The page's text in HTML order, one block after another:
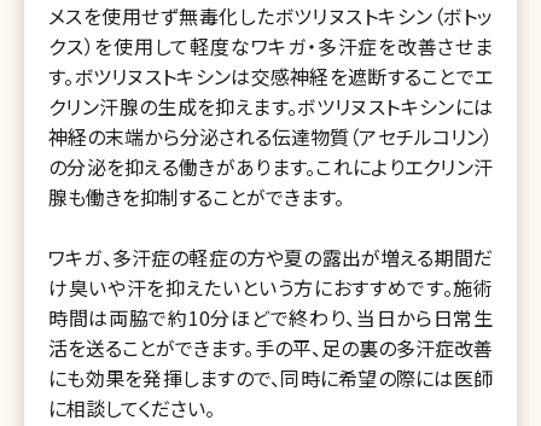
メスを使用せず無毒化したボツリヌストキシン（ボトッ
クス）を使用して軽度なワキガ・多汗症を改善させま
す。ボツリヌストキシンは交感神経を遮断することでエ
クリン汗腺の生成を抑えます。ボツリヌストキシンには
神経の末端から分泌される伝達物質（アセチルコリン）
の分泌を抑える働きがあります。これによりエクリン汗
腺も働きを抑制することができます。
ワキガ、多汗症の軽症の方や夏の露出が増える期間だ
け臭いや汗を抑えたいという方におすすめです。施術
時間は両脇で約10分ほどで終わり、当日から日常生
活を送ることができます。手の平、足の裏の多汗症改善
にも効果を発揮しますので、同時に希望の際には医師
に相談してください。